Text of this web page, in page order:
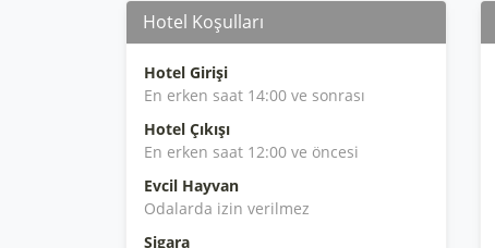
Hotel Koşulları
Hotel Girişi
En erken saat 14:00 ve sonrası
Hotel Çıkışı
En erken saat 12:00 ve öncesi
Evcil Hayvan
Odalarda izin verilmez
Sigara